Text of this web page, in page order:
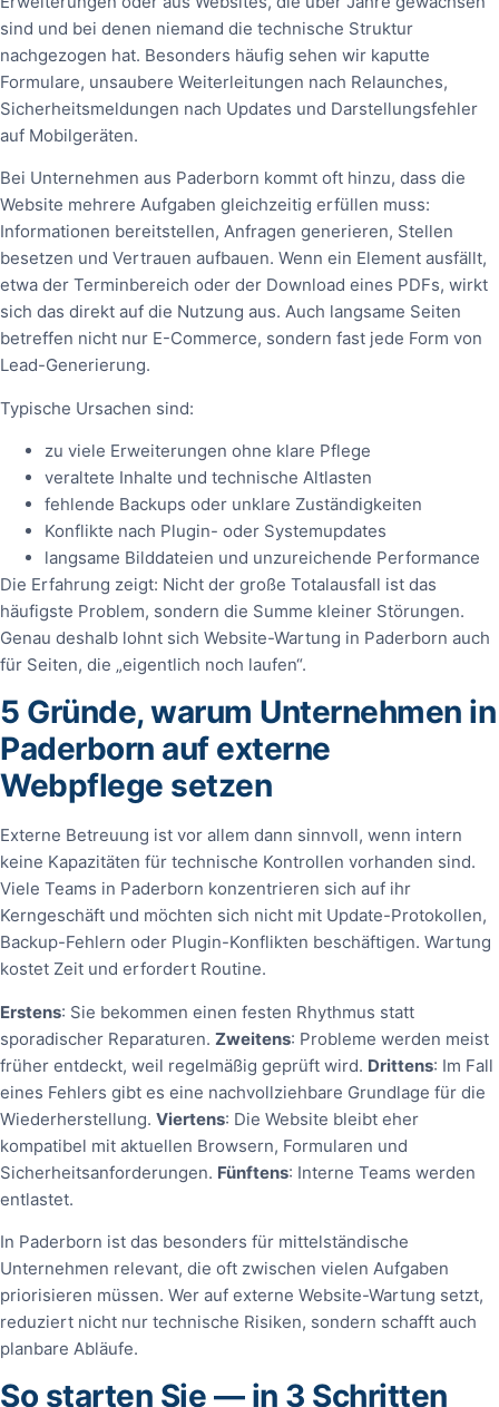
sind und bei denen niemand die technische Struktur
nachgezogen hat. Besonders häufig sehen wir kaputte
Formulare, unsaubere Weiterleitungen nach Relaunches,
Sicherheitsmeldungen nach Updates und Darstellungsfehler
auf Mobilgeräten.
Bei Unternehmen aus Paderborn kommt oft hinzu, dass die
Website mehrere Aufgaben gleichzeitig erfüllen muss:
Informationen bereitstellen, Anfragen generieren, Stellen
besetzen und Vertrauen aufbauen. Wenn ein Element ausfällt,
etwa der Terminbereich oder der Download eines PDFs, wirkt
sich das direkt auf die Nutzung aus. Auch langsame Seiten
betreffen nicht nur E-Commerce, sondern fast jede Form von
Lead-Generierung.
Typische Ursachen sind:
zu viele Erweiterungen ohne klare Pflege
veraltete Inhalte und technische Altlasten
fehlende Backups oder unklare Zuständigkeiten
Konflikte nach Plugin- oder Systemupdates
langsame Bilddateien und unzureichende Performance
Die Erfahrung zeigt: Nicht der große Totalausfall ist das
häufigste Problem, sondern die Summe kleiner Störungen.
Genau deshalb lohnt sich Website-Wartung in Paderborn auch
für Seiten, die „eigentlich noch laufen“.
5 Gründe, warum Unternehmen in
Paderborn auf externe
Webpflege setzen
Externe Betreuung ist vor allem dann sinnvoll, wenn intern
keine Kapazitäten für technische Kontrollen vorhanden sind.
Viele Teams in Paderborn konzentrieren sich auf ihr
Kerngeschäft und möchten sich nicht mit Update-Protokollen,
Backup-Fehlern oder Plugin-Konflikten beschäftigen. Wartung
kostet Zeit und erfordert Routine.
Erstens: Sie bekommen einen festen Rhythmus statt
sporadischer Reparaturen. Zweitens: Probleme werden meist
früher entdeckt, weil regelmäßig geprüft wird. Drittens: Im Fall
eines Fehlers gibt es eine nachvollziehbare Grundlage für die
Wiederherstellung. Viertens: Die Website bleibt eher
kompatibel mit aktuellen Browsern, Formularen und
Sicherheitsanforderungen. Fünftens: Interne Teams werden
entlastet.
In Paderborn ist das besonders für mittelständische
Unternehmen relevant, die oft zwischen vielen Aufgaben
priorisieren müssen. Wer auf externe Website-Wartung setzt,
reduziert nicht nur technische Risiken, sondern schafft auch
planbare Abläufe.
So starten Sie — in 3 Schritten